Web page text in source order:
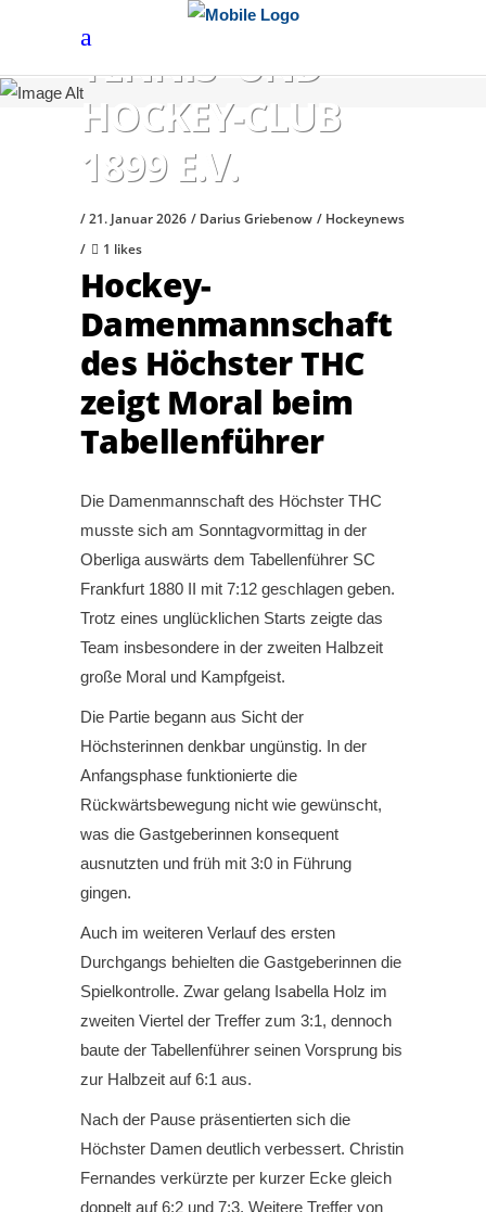
HÖCHSTER
TENNIS- UND
HOCKEY-CLUB
1899 E.V.
21. Januar 2026 Darius Griebenow
Hockeynews
1 likes
Hockey-
Damenmannschaft
des Höchster THC
zeigt Moral beim
Tabellenführer
Die Damenmannschaft des Höchster THC
musste sich am Sonntagvormittag in der
Oberliga auswärts dem Tabellenführer SC
Frankfurt 1880 II mit 7:12 geschlagen geben.
Trotz eines unglücklichen Starts zeigte das
Team insbesondere in der zweiten Halbzeit
große Moral und Kampfgeist.
Die Partie begann aus Sicht der
Höchsterinnen denkbar ungünstig. In der
Anfangsphase funktionierte die
Rückwärtsbewegung nicht wie gewünscht,
was die Gastgeberinnen konsequent
ausnutzten und früh mit 3:0 in Führung
gingen.
Auch im weiteren Verlauf des ersten
Durchgangs behielten die Gastgeberinnen die
Spielkontrolle. Zwar gelang Isabella Holz im
zweiten Viertel der Treffer zum 3:1, dennoch
baute der Tabellenführer seinen Vorsprung bis
zur Halbzeit auf 6:1 aus.
Nach der Pause präsentierten sich die
Höchster Damen deutlich verbessert. Christin
Fernandes verkürzte per kurzer Ecke gleich
doppelt auf 6:2 und 7:3. Weitere Treffer von